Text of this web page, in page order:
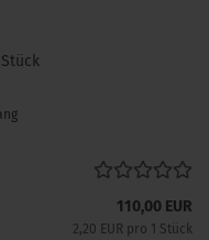
110,00 EUR
2,20 EUR pro 1 Stück